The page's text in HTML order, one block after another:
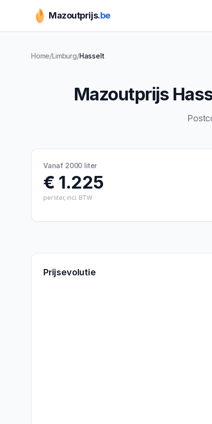
Mazoutprijs.be
Home/Limburg/Hasselt
Mazoutprijs
Vanaf 2000 liter
€ 1.225
per liter, incl. BTW
Prijsevolutie